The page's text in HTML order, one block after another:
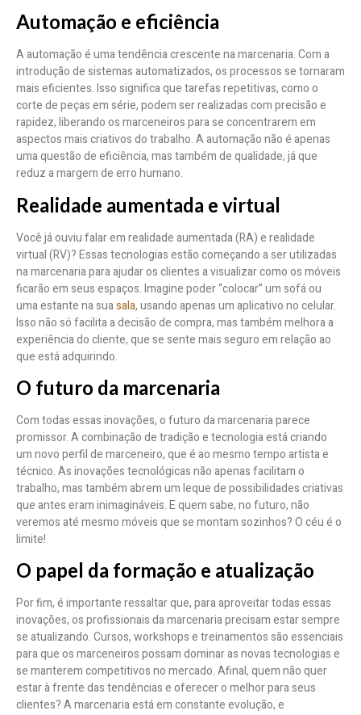
Automação e eficiência
A automação é uma tendência crescente na marcenaria. Com a
introdução de sistemas automatizados, os processos se tornaram
mais eficientes. Isso significa que tarefas repetitivas, como o
corte de peças em série, podem ser realizadas com precisão e
rapidez, liberando os marceneiros para se concentrarem em
aspectos mais criativos do trabalho. A automação não é apenas
uma questão de eficiência, mas também de qualidade, já que
reduz a margem de erro humano.
Realidade aumentada e virtual
Você já ouviu falar em realidade aumentada (RA) e realidade
virtual (RV)? Essas tecnologias estão começando a ser utilizadas
na marcenaria para ajudar os clientes a visualizar como os móveis
ficarão em seus espaços. Imagine poder “colocar” um sofá ou
uma estante na suasala, usando apenas um aplicativo no celular.
Isso não só facilita a decisão de compra, mas também melhora a
experiência do cliente, que se sente mais seguro em relação ao
que está adquirindo.
O futuro da marcenaria
Com todas essas inovações, o futuro da marcenaria parece
promissor. A combinação de tradição e tecnologia está criando
um novo perfil de marceneiro, que é ao mesmo tempo artista e
técnico. As inovações tecnológicas não apenas facilitam o
trabalho, mas também abrem um leque de possibilidades criativas
que antes eram inimagináveis. E quem sabe, no futuro, não
veremos até mesmo móveis que se montam sozinhos? O céu é o
limite!
O papel da formação e atualização
Por fim, é importante ressaltar que, para aproveitar todas essas
inovações, os profissionais da marcenaria precisam estar sempre
se atualizando. Cursos, workshops e treinamentos são essenciais
para que os marceneiros possam dominar as novas tecnologias e
se manterem competitivos no mercado. Afinal, quem não quer
estar à frente das tendências e oferecer o melhor para seus
clientes? A marcenaria está em constante evolução, e